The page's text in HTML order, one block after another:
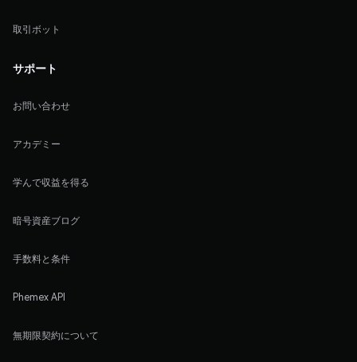
取引ボット
サポート
お問い合わせ
アカデミー
学んで収益を得る
暗号資産ブログ
手数料と条件
Phemex API
無期限契約について